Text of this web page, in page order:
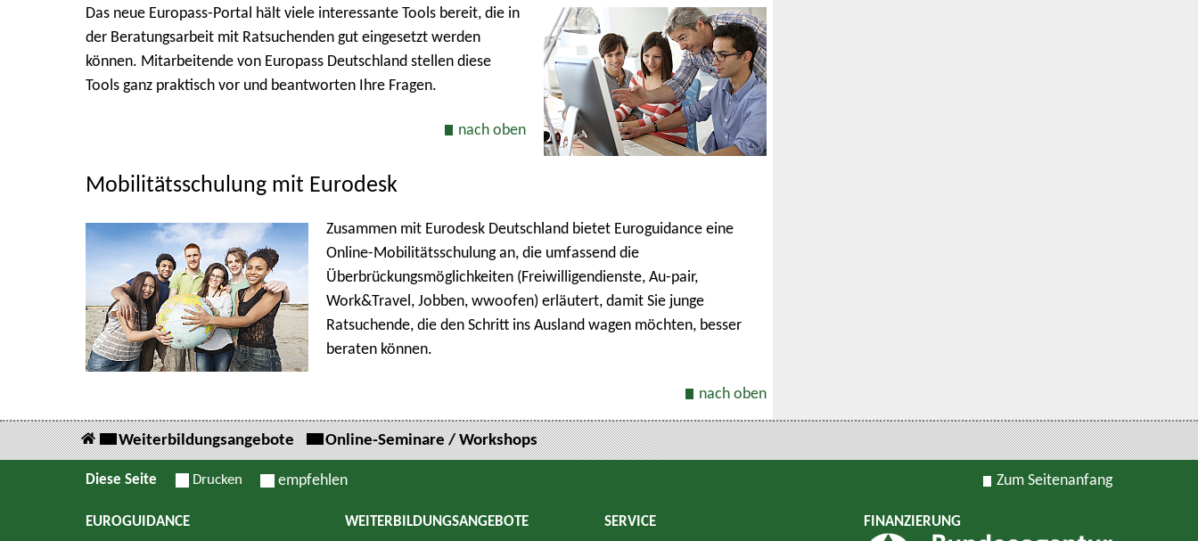
Das neue Europass-Portal hält viele interessante Tools bereit, die in
der Beratungsarbeit mit Ratsuchenden gut eingesetzt werden
können. Mitarbeitende von Europass Deutschland stellen diese
Tools ganz praktisch vor und beantworten Ihre Fragen.
nach oben
Mobilitätsschulung mit Eurodesk
Zusammen mit Eurodesk Deutschland bietet Euroguidance eine
Online-Mobilitätsschulung an, die umfassend die
Überbrückungsmöglichkeiten (Freiwilligendienste, Au-pair,
Work&Travel, Jobben, wwoofen) erläutert, damit Sie junge
Ratsuchende, die den Schritt ins Ausland wagen möchten, besser
beraten können.
nach oben
Weiterbildungsangebote Online-Seminare / Workshops
Diese Seite Drucken empfehlen Zum Seitenanfang
EUROGUIDANCE WEITERBILDUNGSANGEBOTE SERVICE FINANZIERUNG